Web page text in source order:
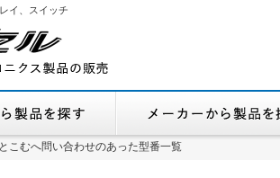
こむへ問い合わせのあった型番一覧
イ、スイッチ
こむへ問い合わせのあった型番一覧